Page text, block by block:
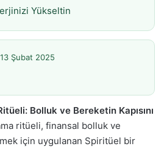
Yükseltin
13 Şubat 2025
Bolluk ve Bereketin Kapısını
ritüeli, finansal bolluk ve
için uygulanan Spiritüel bir